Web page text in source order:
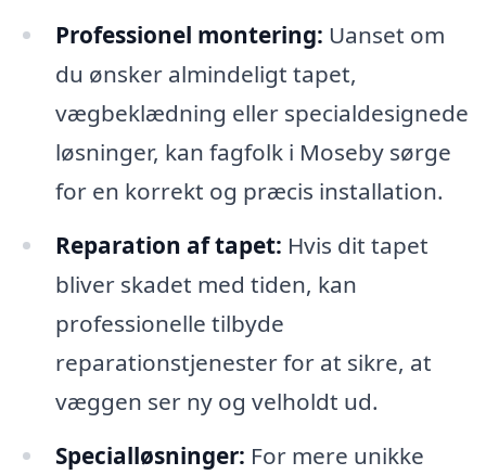
Professionel montering: Uanset om
du ønsker almindeligt tapet,
vægbeklædning eller specialdesignede
løsninger, kan fagfolk i Moseby sørge
for en korrekt og præcis installation.
Reparation af tapet: Hvis dit tapet
bliver skadet med tiden, kan
professionelle tilbyde
reparationstjenester for at sikre, at
væggen ser ny og velholdt ud.
Specialløsninger: For mere unikke